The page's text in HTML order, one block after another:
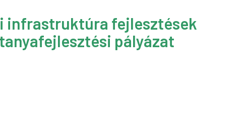
infrastruktúra fejlesztések
pályázat